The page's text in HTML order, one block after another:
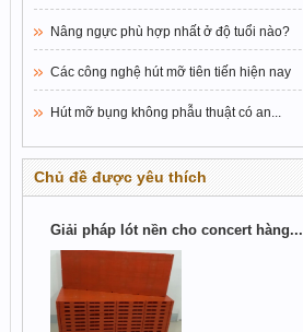
Nâng ngực phù hợp nhất ở độ tuổi nào?
Các công nghệ hút mỡ tiên tiến hiện nay
Hút mỡ bụng không phẫu thuật có an...
Chủ đề được yêu thích
Giải pháp lót nền cho concert hàng...